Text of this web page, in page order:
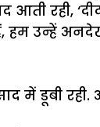
रही,
हम उन्हें
में डूबी